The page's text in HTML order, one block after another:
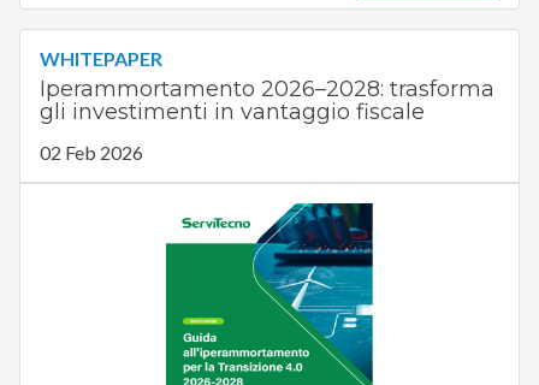
WHITEPAPER
Iperammortamento 2026–2028: trasforma
gli investimenti in vantaggio fiscale
02 Feb 2026